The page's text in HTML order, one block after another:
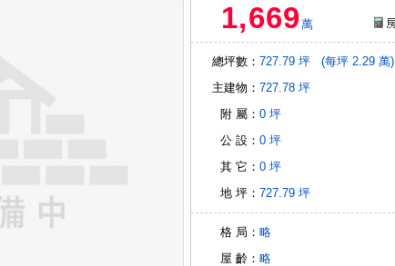
1,669萬
總坪數： 727.79 坪
(每坪 2.29 萬)
主建物： 727.78 坪
附 屬： 0 坪
公 設： 0 坪
其 它： 0 坪
地 坪： 727.79 坪
格 局： 略
屋 齡： 略